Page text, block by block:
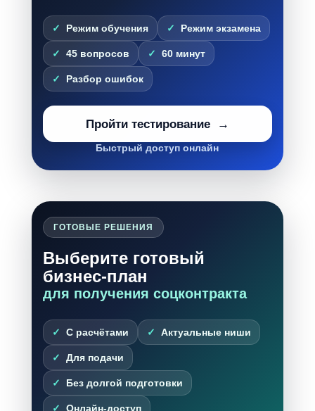
Режим обучения Режим экзамена
45 вопросов 60 минут
Разбор ошибок
Пройти тестирование
Быстрый доступ онлайн
ГОТОВЫЕ РЕШЕНИЯ
Выберите готовый
бизнес-план
для получения соцконтракта
С расчётами Актуальные ниши
Для подачи
Без долгой подготовки
Онлайн-доступ